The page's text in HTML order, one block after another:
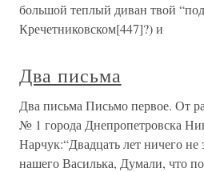
большой теплый диван твой
Кречетниковском[447]?) и
Два письма
Два письма Письмо первое. От
№ 1 города Днепропетровска
Нарчук:“Двадцать лет ничего
нашего Василька, Думали, что